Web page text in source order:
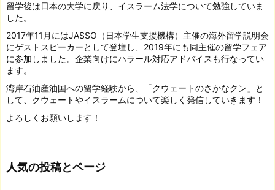
留学後は日本の大学に戻り、イスラーム法学について勉強していま
した。
2017年11月にはJASSO（日本学生支援機構）主催の海外留学説明会
にゲストスピーカーとして登壇し、2019年にも同主催の留学フェア
に参加しました。企業向けにハラール対応アドバイスも行なってい
ます。
湾岸石油産油国への留学経験から、「クウェートのさかなクン」と
して、クウェートやイスラームについて楽しく発信していきます！
よろしくお願いします！
人気の投稿とページ